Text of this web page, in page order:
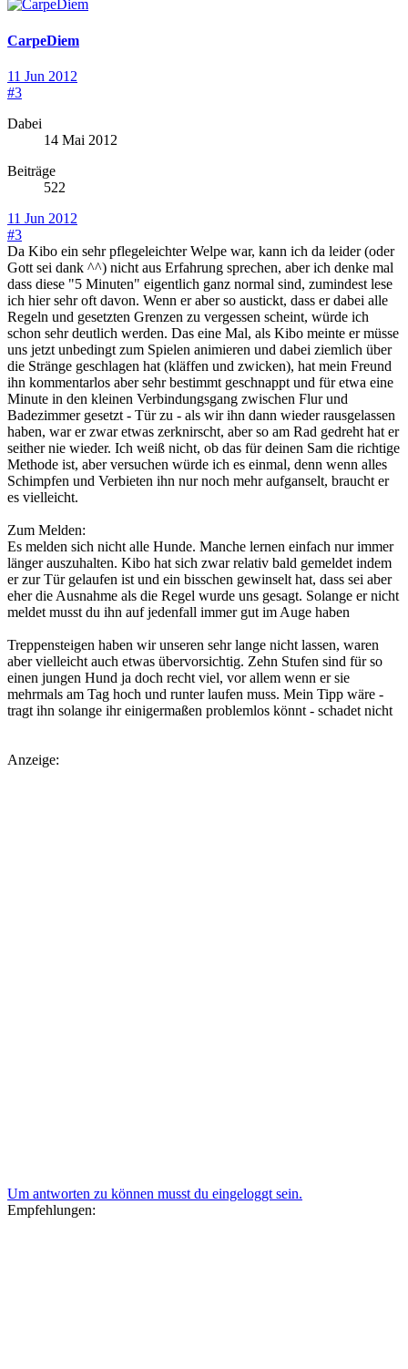
CarpeDiem
11 Jun 2012
#3
Dabei
14 Mai 2012
Beiträge
522
11 Jun 2012
#3
Da Kibo ein sehr pflegeleichter Welpe war, kann ich da leider (oder
Gott sei dank ^^) nicht aus Erfahrung sprechen, aber ich denke mal
dass diese "5 Minuten" eigentlich ganz normal sind, zumindest lese
ich hier sehr oft davon. Wenn er aber so austickt, dass er dabei alle
Regeln und gesetzten Grenzen zu vergessen scheint, würde ich
schon sehr deutlich werden. Das eine Mal, als Kibo meinte er müsse
uns jetzt unbedingt zum Spielen animieren und dabei ziemlich über
die Stränge geschlagen hat (kläffen und zwicken), hat mein Freund
ihn kommentarlos aber sehr bestimmt geschnappt und für etwa eine
Minute in den kleinen Verbindungsgang zwischen Flur und
Badezimmer gesetzt - Tür zu - als wir ihn dann wieder rausgelassen
haben, war er zwar etwas zerknirscht, aber so am Rad gedreht hat er
seither nie wieder. Ich weiß nicht, ob das für deinen Sam die richtige
Methode ist, aber versuchen würde ich es einmal, denn wenn alles
Schimpfen und Verbieten ihn nur noch mehr aufganselt, braucht er
es vielleicht.
Zum Melden:
Es melden sich nicht alle Hunde. Manche lernen einfach nur immer
länger auszuhalten. Kibo hat sich zwar relativ bald gemeldet indem
er zur Tür gelaufen ist und ein bisschen gewinselt hat, dass sei aber
eher die Ausnahme als die Regel wurde uns gesagt. Solange er nicht
meldet musst du ihn auf jedenfall immer gut im Auge haben
Treppensteigen haben wir unseren sehr lange nicht lassen, waren
aber vielleicht auch etwas übervorsichtig. Zehn Stufen sind für so
einen jungen Hund ja doch recht viel, vor allem wenn er sie
mehrmals am Tag hoch und runter laufen muss. Mein Tipp wäre -
tragt ihn solange ihr einigermaßen problemlos könnt - schadet nicht
Anzeige:
Um antworten zu können musst du eingeloggt sein.
Empfehlungen: